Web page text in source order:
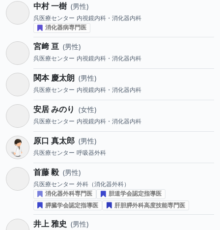
中村 一樹 男性
呉医療センター 内視鏡内科・消化器内科
消化器病専門医
宮﨑 亘 男性
呉医療センター 内視鏡内科・消化器内科
関本 慶太朗 男性
呉医療センター 内視鏡内科・消化器内科
安居 みのり 女性
呉医療センター 内視鏡内科・消化器内科
原口 真太郎 男性
呉医療センター 呼吸器外科
首藤 毅 男性
呉医療センター 外科（消化器外科）
消化器外科専門医
胆道学会認定指導医
膵臓学会認定指導医
肝胆膵外科高度技能専門医
井上 雅史 男性